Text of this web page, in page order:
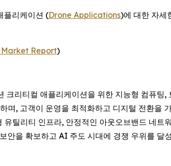
플리케이션 (Drone Applications)에 대한 자세
Market Report)
리티컬 애플리케이션을 위한 지능형 컴퓨팅,
며, 고객이 운영을 최적화하고 디지털 전환을
틸리티 인프라, 안정적인 아웃오브밴드 네트
을 확보하고 AI 주도 시대에 경쟁 우위를 달